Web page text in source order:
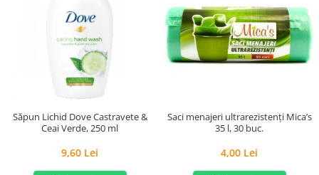
Săpun Lichid Dove Castravete &
Ceai Verde, 250 ml
9,60 Lei
Saci menajeri ultrarezistenți Mica’s
35 l, 30 buc.
4,00 Lei